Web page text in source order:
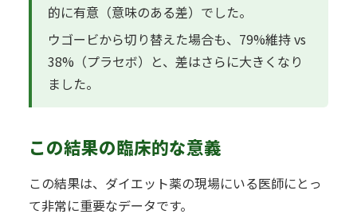
的に有意（意味のある差）でした。
ウゴービから切り替えた場合も、79%維持 vs
38%（プラセボ）と、差はさらに大きくなり
ました。
この結果の臨床的な意義
この結果は、ダイエット薬の現場にいる医師にとっ
て非常に重要なデータです。